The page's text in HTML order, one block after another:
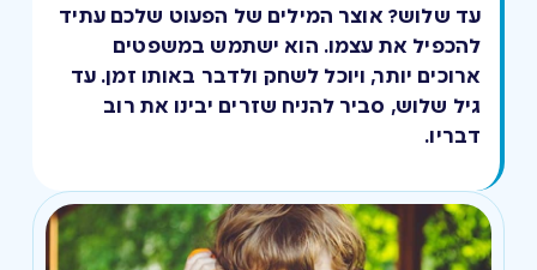
עד שלוש? אוצר המילים של הפעוט שלכם עתיד
להכפיל את עצמו. הוא ישתמש במשפטים
ארוכים יותר, ויוכל לשחק ולדבר באותו זמן. עד
גיל שלוש, סביר להניח שזרים יבינו את רוב
דבריו.